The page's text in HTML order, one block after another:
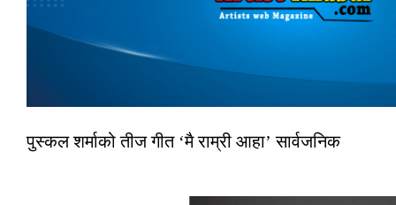
पुस्कल शर्माको तीज गीत ‘मै राम्री आहा’ सार्वजनिक